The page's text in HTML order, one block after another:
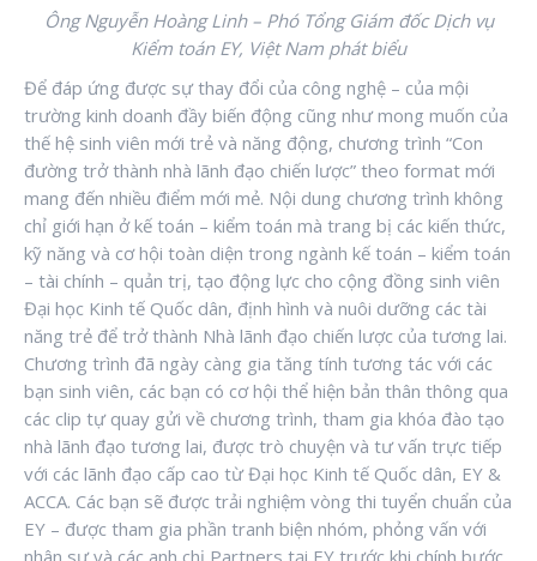
Ông Nguyễn Hoàng Linh – Phó Tổng Giám đốc Dịch vụ
Kiểm toán EY, Việt Nam phát biểu
Để đáp ứng được sự thay đổi của công nghệ – của mội
trường kinh doanh đầy biến động cũng như mong muốn của
thế hệ sinh viên mới trẻ và năng động, chương trình “Con
đường trở thành nhà lãnh đạo chiến lược” theo format mới
mang đến nhiều điểm mới mẻ. Nội dung chương trình không
chỉ giới hạn ở kế toán – kiểm toán mà trang bị các kiến thức,
kỹ năng và cơ hội toàn diện trong ngành kế toán – kiểm toán
– tài chính – quản trị, tạo động lực cho cộng đồng sinh viên
Đại học Kinh tế Quốc dân, định hình và nuôi dưỡng các tài
năng trẻ để trở thành Nhà lãnh đạo chiến lược của tương lai.
Chương trình đã ngày càng gia tăng tính tương tác với các
bạn sinh viên, các bạn có cơ hội thể hiện bản thân thông qua
các clip tự quay gửi về chương trình, tham gia khóa đào tạo
nhà lãnh đạo tương lai, được trò chuyện và tư vấn trực tiếp
với các lãnh đạo cấp cao từ Đại học Kinh tế Quốc dân, EY &
ACCA. Các bạn sẽ được trải nghiệm vòng thi tuyển chuẩn của
EY – được tham gia phần tranh biện nhóm, phỏng vấn với